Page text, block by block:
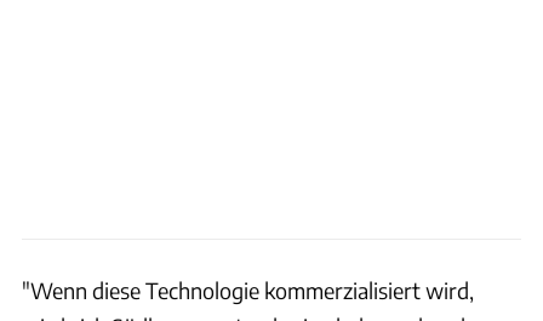
"Wenn diese Technologie kommerzialisiert wird,